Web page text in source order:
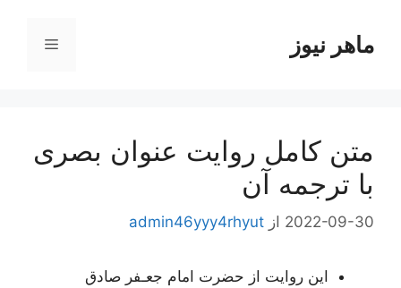
محتواماهر نیوز فهرست
متن کامل روایت عنوان بصری
با ترجمه آن
2022-09-30 از admin46yyy4rhyut
این روایت از حضرت امام جعـفر صادق